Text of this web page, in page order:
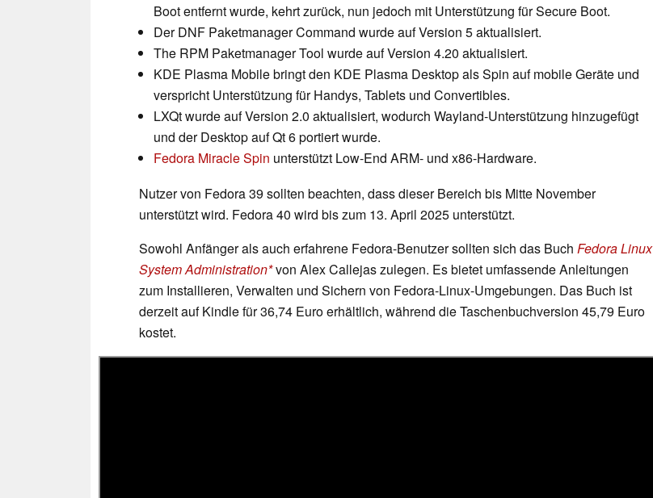
Boot entfernt wurde, kehrt zurück, nun jedoch mit Unterstützung für Secure Boot.
Der DNF Paketmanager Command wurde auf Version 5 aktualisiert.
The RPM Paketmanager Tool wurde auf Version 4.20 aktualisiert.
KDE Plasma Mobile bringt den KDE Plasma Desktop als Spin auf mobile Geräte und
verspricht Unterstützung für Handys, Tablets und Convertibles.
LXQt wurde auf Version 2.0 aktualisiert, wodurch Wayland-Unterstützung hinzugefügt
und der Desktop auf Qt 6 portiert wurde.
Fedora Miracle Spin unterstützt Low-End ARM- und x86-Hardware.
Nutzer von Fedora 39 sollten beachten, dass dieser Bereich bis Mitte November
unterstützt wird. Fedora 40 wird bis zum 13. April 2025 unterstützt.
Sowohl Anfänger als auch erfahrene Fedora-Benutzer sollten sich das Buch Fedora Linux
System Administration von Alex Callejas zulegen. Es bietet umfassende Anleitungen
zum Installieren, Verwalten und Sichern von Fedora-Linux-Umgebungen. Das Buch ist
derzeit auf Kindle für 36,74 Euro erhältlich, während die Taschenbuchversion 45,79 Euro
kostet.